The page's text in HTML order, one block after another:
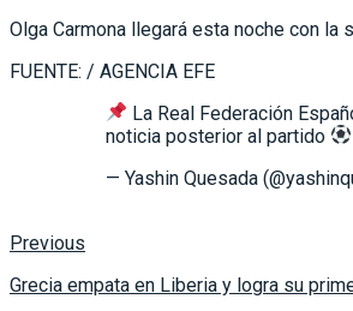
Olga Carmona llegará esta noche con la
FUENTE: / AGENCIA EFE
La Real Federación
noticia posterior al partido
— Yashin Quesada
Previous
Grecia empata en Liberia y logra su